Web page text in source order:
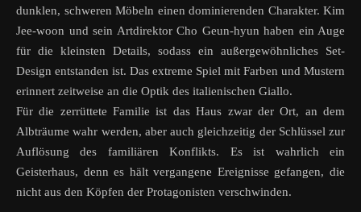
dunklen, schweren Möbeln einen dominierenden Charakter. Kim
Jee-woon und sein Artdirektor Cho Geun-hyun haben ein Auge
für die kleinsten Details, sodass ein außergewöhnliches Set-
Design entstanden ist. Das extreme Spiel mit Farben und Mustern
erinnert zeitweise an die Optik des italienischen Giallo.
Für die zerrüttete Familie ist das Haus zwar der Ort, an dem
Albträume wahr werden, aber auch gleichzeitig der Schlüssel zur
Auflösung des familiären Konflikts. Es ist wahrlich ein
Geisterhaus, denn es hält vergangene Ereignisse gefangen, die
nicht aus den Köpfen der Protagonisten verschwinden.